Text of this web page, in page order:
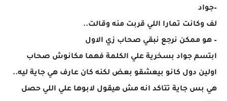
–جواد
لف وكانت تمارا اللي قربت منه وقالت..
– هو ممكن نرجع نبقي صحاب زي الاول
ابتسم جواد بسخرية علي الكلمة فهما مكانوش صحاب
اولين دول كانو بيعشقو بعض لكنه كان عارف هي جاية ليه..
هي بس جاية تتاكد انه مش هيقول لابوها علي اللي حصل